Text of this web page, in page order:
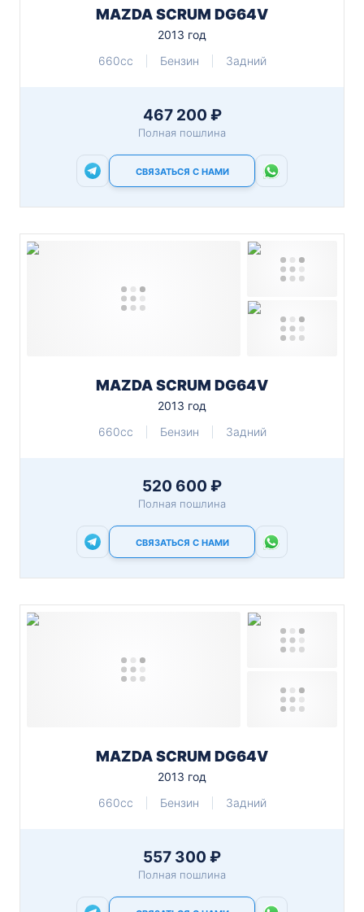
MAZDA SCRUM DG64V
2013 год
660cc
Бензин Задний
467 200 ₽
Полная пошлина
СВЯЗАТЬСЯ С НАМИ
MAZDA SCRUM DG64V
2013 год
660cc
Бензин Задний
520 600 ₽
Полная пошлина
СВЯЗАТЬСЯ С НАМИ
MAZDA SCRUM DG64V
2013 год
660cc
Бензин Задний
557 300 ₽
Полная пошлина